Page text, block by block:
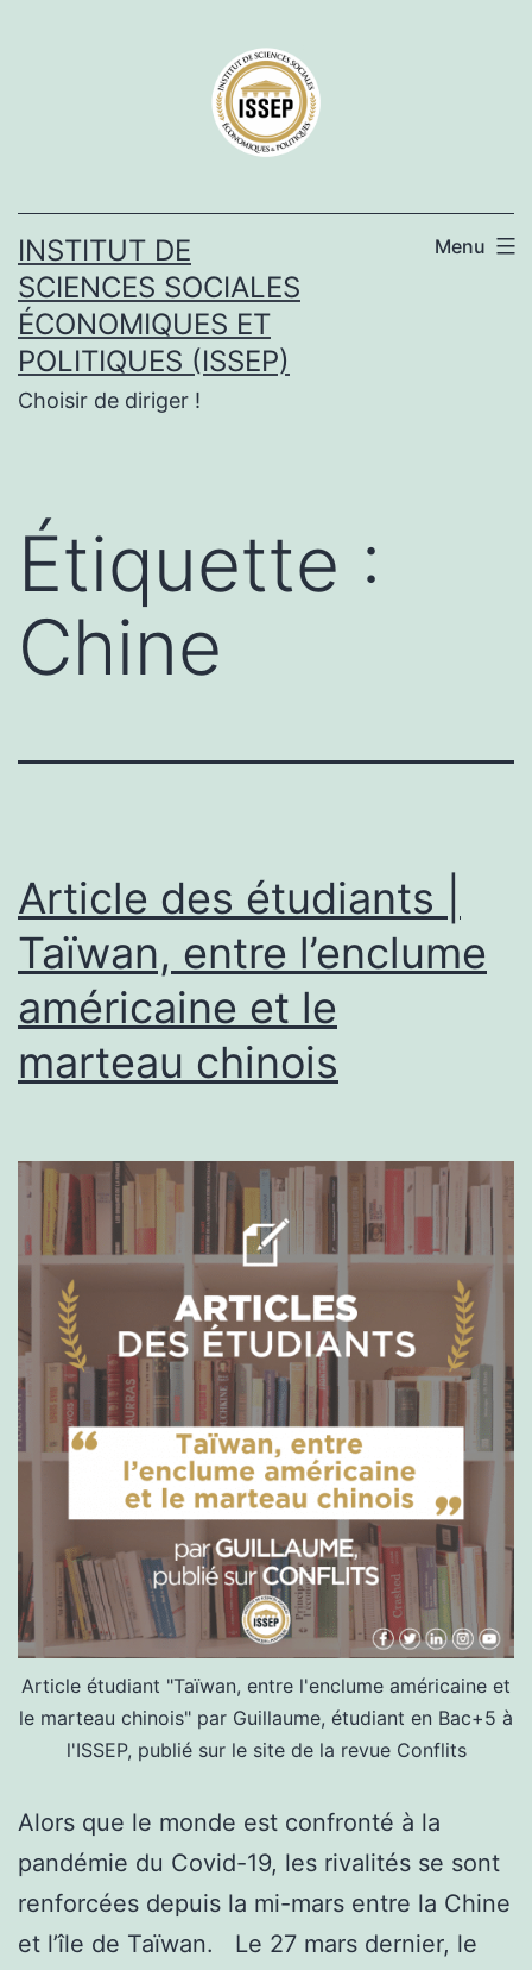
INSTITUT DE
SCIENCES SOCIALES
ÉCONOMIQUES ET
POLITIQUES (ISSEP)
Choisir de diriger !
Menu
Étiquette :
Chine
Article des étudiants |
Taïwan, entre l’enclume
américaine et le
marteau chinois
Article étudiant "Taïwan, entre l'enclume américaine et
le marteau chinois" par Guillaume, étudiant en Bac+5 à
l'ISSEP, publié sur le site de la revue Conflits
Alors que le monde est confronté à la
pandémie du Covid-19, les rivalités se sont
renforcées depuis la mi-mars entre la Chine
et l’île de Taïwan. Le 27 mars dernier, le